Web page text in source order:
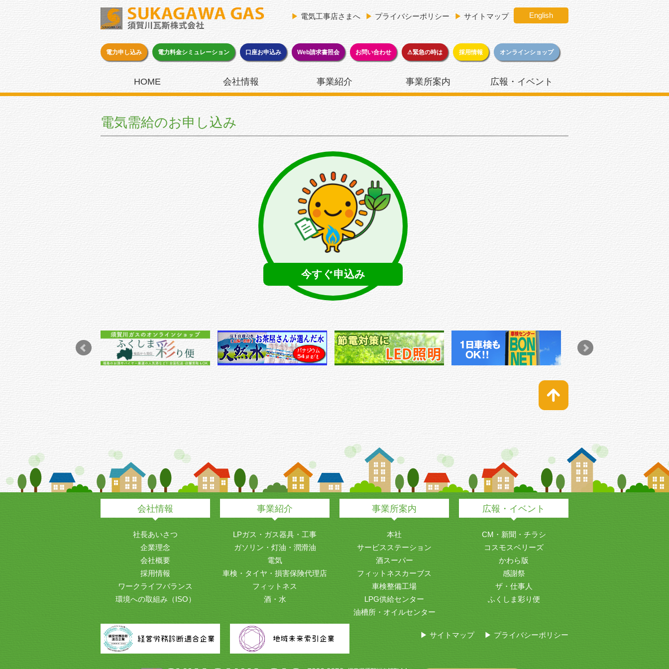
English
▶ サイトマップ
▶ プライバシーポリシー
▶ 電気工事店さまへ
電力申し込み 電力料金シミュレーション 口座お申込み Web請求書照会 お問い合わせ ⚠緊急の時は 採用情報 オンラインショップ
HOME 会社情報 事業紹介 事業所案内 広報・イベント
電気需給のお申し込み
今すぐ申込み
会社情報
社長あいさつ
企業理念
会社概要
採用情報
ワークライフバランス
環境への取組み（ISO）
事業紹介
LPガス・ガス器具・工事
ガソリン・灯油・潤滑油
電気
車検・タイヤ・損害保険代理店
フィットネス
酒・水
事業所案内
本社
サービスステーション
酒スーパー
フィットネスカーブス
車検整備工場
LPG供給センター
油槽所・オイルセンター
広報・イベント
CM・新聞・チラシ
コスモスベリーズ
かわら版
感謝祭
ザ・仕事人
ふくしま彩り便
▶ プライバシーポリシー
▶ サイトマップ